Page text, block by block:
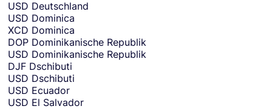
USD Deutschland
USD Dominica
XCD Dominica
DOP Dominikanische Republik
USD Dominikanische Republik
DJF Dschibuti
USD Dschibuti
USD Ecuador
USD El Salvador